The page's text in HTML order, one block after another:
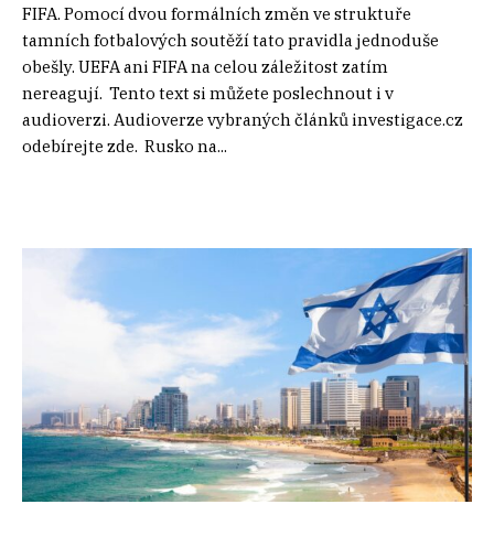
FIFA. Pomocí dvou formálních změn ve struktuře
tamních fotbalových soutěží tato pravidla jednoduše
obešly. UEFA ani FIFA na celou záležitost zatím
nereagují. Tento text si můžete poslechnout i v
audioverzi. Audioverze vybraných článků investigace.cz
odebírejte zde. Rusko na...